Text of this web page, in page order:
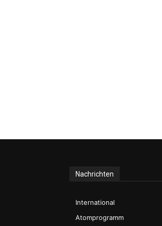
Nachrichten
International
Atomprogramm